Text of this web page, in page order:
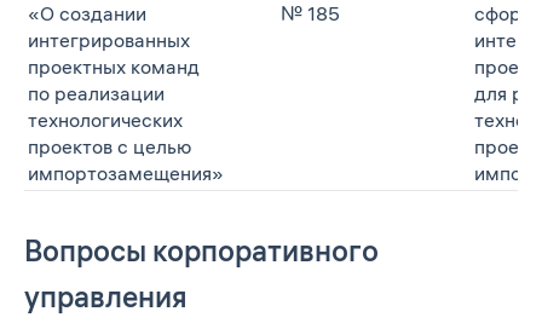
«О создании
интегрированных
проектных команд
по реализации
технологических
проектов с целью
импортозамещения»
№ 185
для
Вопросы корпоративного
управления